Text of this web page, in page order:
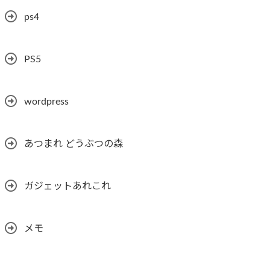
ps4
PS5
wordpress
あつまれ どうぶつの森
ガジェットあれこれ
メモ